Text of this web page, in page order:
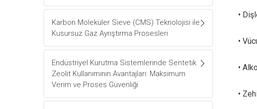
Karbon Moleküler Sieve (CMS) Teknolojisi ile
Kusursuz Gaz Ayrıştırma Prosesleri
Endüstriyel Kurutma Sistemlerinde Sentetik
Zeolit Kullanımının Avantajları: Maksimum
Verim ve Proses Güvenliği
•
•
•
•